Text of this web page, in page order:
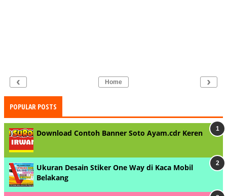
‹ ›
Home
POPULAR POSTS
Download Contoh Banner Soto Ayam.cdr Keren
Ukuran Desain Stiker One Way di Kaca Mobil
Belakang